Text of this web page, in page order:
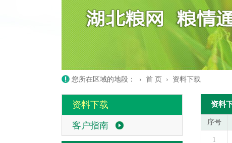
您所在区域的地段： › 首 页 › 资料下载
资料下载
客户指南
资料
序号
1